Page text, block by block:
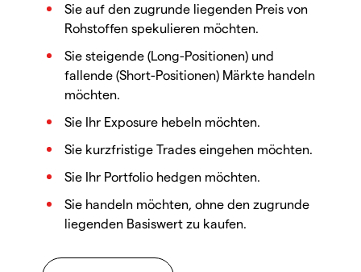
Sie auf den zugrunde liegenden Preis von
Rohstoffen spekulieren möchten.
Sie steigende (Long-Positionen) und
fallende (Short-Positionen) Märkte handeln
möchten.
Sie Ihr Exposure hebeln möchten.
Sie kurzfristige Trades eingehen möchten.
Sie Ihr Portfolio hedgen möchten.
Sie handeln möchten, ohne den zugrunde
liegenden Basiswert zu kaufen.